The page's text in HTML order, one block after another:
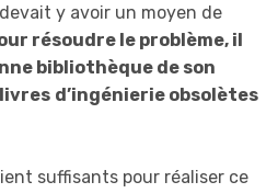
y avoir un moyen de
résoudre le problème, il
bibliothèque de son
livres d’ingénierie obsolètes
suffisants pour réaliser ce